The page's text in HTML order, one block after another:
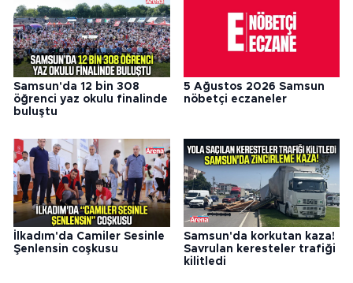
Samsun'da 12 bin 308
öğrenci yaz okulu finalinde
buluştu
5 Ağustos 2026 Samsun
nöbetçi eczaneler
İlkadım'da Camiler Sesinle
Şenlensin coşkusu
Samsun'da korkutan kaza!
Savrulan keresteler trafiği
kilitledi